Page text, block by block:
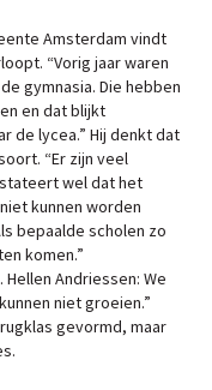
Amsterdam vindt
“Vorig jaar waren
gymnasia. Die hebben
en dat blijkt
de lycea.” Hij denkt dat
“Er zijn veel
wel dat het
kunnen worden
bepaalde scholen zo
komen.”
Andriessen: We
niet groeien.”
gevormd, maar